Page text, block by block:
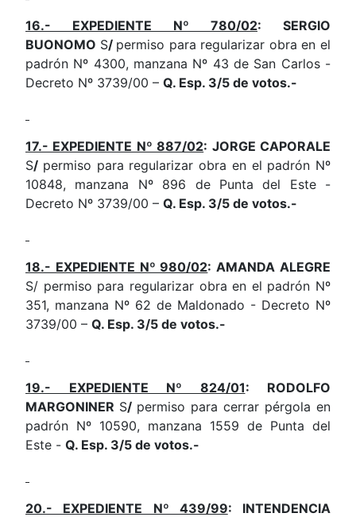
16.- EXPEDIENTE Nº 780/02: SERGIO
BUONOMO S/ permiso para regularizar obra en el
padrón Nº 4300, manzana Nº 43 de San Carlos -
Decreto Nº 3739/00 – Q. Esp. 3/5 de votos.-
17.- EXPEDIENTE Nº 887/02: JORGE CAPORALE
S/ permiso para regularizar obra en el padrón Nº
10848, manzana Nº 896 de Punta del Este -
Decreto Nº 3739/00 – Q. Esp. 3/5 de votos.-
18.- EXPEDIENTE Nº 980/02: AMANDA ALEGRE
S/ permiso para regularizar obra en el padrón Nº
351, manzana Nº 62 de Maldonado - Decreto Nº
3739/00 – Q. Esp. 3/5 de votos.-
19.- EXPEDIENTE Nº 824/01: RODOLFO
MARGONINER S/ permiso para cerrar pérgola en
padrón Nº 10590, manzana 1559 de Punta del
Este - Q. Esp. 3/5 de votos.-
20.- EXPEDIENTE Nº 439/99: INTENDENCIA